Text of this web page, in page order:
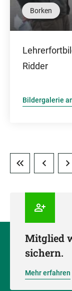
Borken
Ridder
Bildergalerie
Mitglied
sichern.
Mehr erfahren